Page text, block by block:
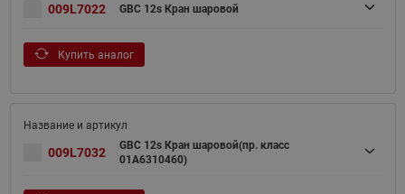
009L7022 GBC 12s Кран шаровой
Купить аналог
009L7032
GBC 12s Кран шаровой(пр. класс
01A6310460)